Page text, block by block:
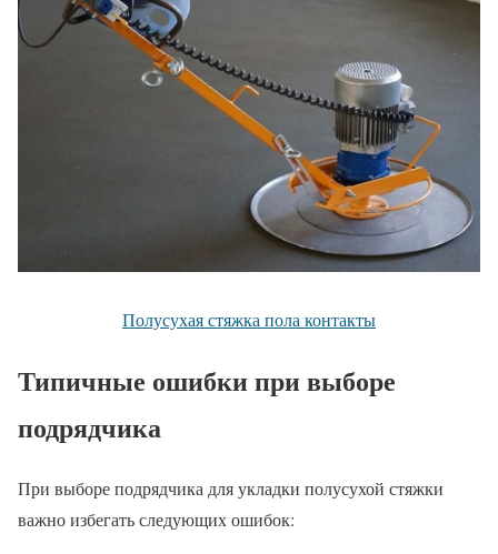
Полусухая стяжка пола контакты
Типичные ошибки при выборе
подрядчика
При выборе подрядчика для укладки полусухой стяжки
важно избегать следующих ошибок: